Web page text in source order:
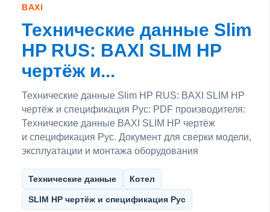
BAXI
Технические данные Slim
HP RUS: BAXI SLIM HP
чертёж и...
Технические данные Slim HP RUS: BAXI SLIM HP
чертёж и спецификация Рус: PDF производителя:
Технические данные BAXI SLIM HP чертёж
и спецификация Рус. Документ для сверки модели,
эксплуатации и монтажа оборудования
Технические данные Котел
SLIM HP чертёж и спецификация Рус